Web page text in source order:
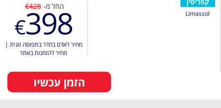
Limassol
החל מ- €428
€398
מחיר לאדם בחדר בתפוסה זוגית |
מחיר להזמנות באתר
הזמן עכשיו